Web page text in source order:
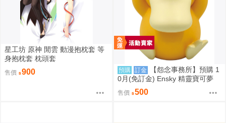
星工坊 原神 閒雲 動漫抱枕套 等
身抱枕套 枕頭套
售價 900 預購 訂金
【怨念事務所】預購 1
0月(免訂金) Ensky 精靈寶可夢
神奇寶貝 軟膠時間系列 寶可夢存
錢筒 可達鴨 0816
售價 500